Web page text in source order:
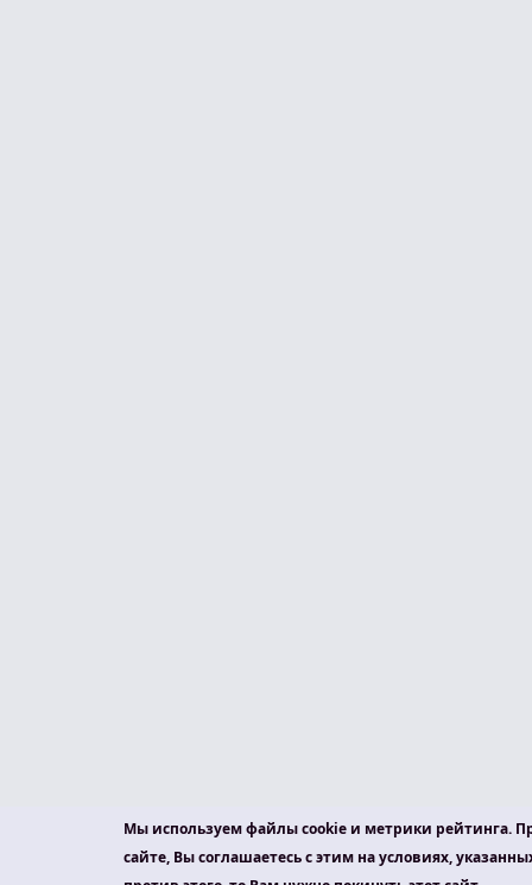
Мы используем файлы cookie и метрики рейтинга.
сайте, Вы соглашаетесь с этим на условиях,